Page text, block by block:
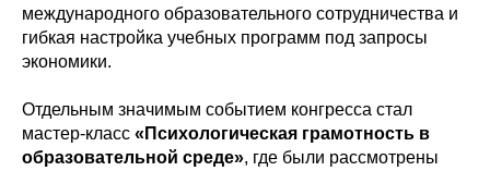
международного образовательного сотрудничества и
гибкая настройка учебных программ под запросы
экономики.
Отдельным значимым событием конгресса стал
мастер-класс «Психологическая грамотность в
образовательной среде», где были рассмотрены